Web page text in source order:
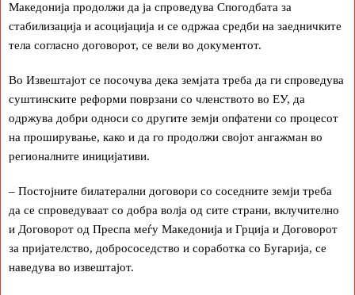
Македонија продолжи да ја спроведува Спогодбата за
стабилизација и асоцијација и се одржаа средби на заедничките
тела согласно договорот, се вели во документот.
Во Извештајот се посочува дека земјата треба да ги спроведува
суштинските реформи поврзани со членството во ЕУ, да
одржува добри односи со другите земји опфатени со процесот
на проширување, како и да го продолжи својот ангажман во
регионалните иницијативи.
– Постојните билатерални договори со соседните земји треба
да се спроведуваат со добра волја од сите страни, вклучително
и Договорот од Преспа меѓу Македонија и Грција и Договорот
за пријателство, добрососедство и соработка со Бугарија, се
наведува во извештајот.